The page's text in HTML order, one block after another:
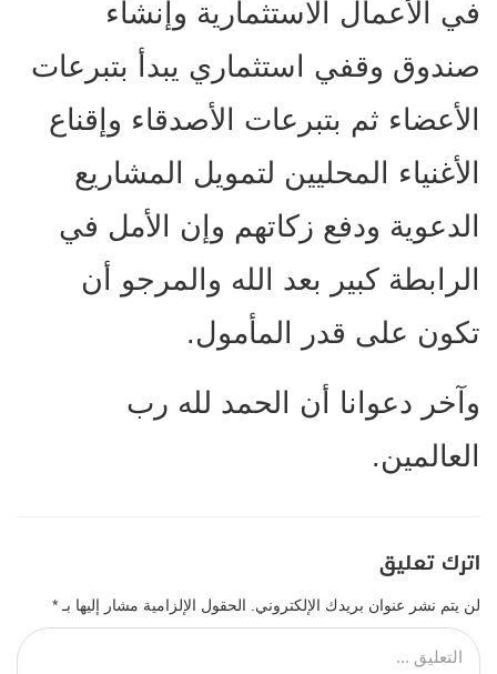
في الأعمال الاستثمارية وإنشاء
صندوق وقفي استثماري يبدأ بتبرعات
الأعضاء ثم بتبرعات الأصدقاء وإقناع
الأغنياء المحليين لتمويل المشاريع
الدعوية ودفع زكاتهم وإن الأمل في
الرابطة كبير بعد الله والمرجو أن
تكون على قدر المأمول.
وآخر دعوانا أن الحمد لله رب
العالمين.
اترك تعليق
لن يتم نشر عنوان بريدك الإلكتروني. الحقول الإلزامية مشار إليها بـ *